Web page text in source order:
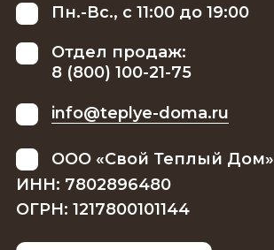
Пн.-Вс., с 11:00 до 19:00
Отдел продаж:
8 (800) 100-21-75
info@teplye-doma.ru
ООО «Свой Теплый Дом»
ИНН: 7802896480
ОГРН: 1217800101144